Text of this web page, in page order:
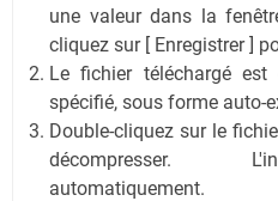
une valeur dans la
cliquez sur [ Enregistrer ]
Le fichier téléchargé
spécifié, sous forme auto-
Double-cliquez sur le
décompresser.
automatiquement.